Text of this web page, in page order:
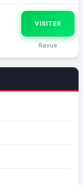
VISITER
Revue